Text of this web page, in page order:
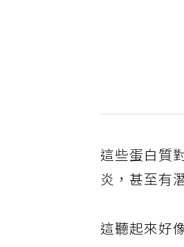
這些蛋白質
炎，甚至有
這聽起來好